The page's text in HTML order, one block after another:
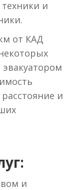
и
от КАД
эвакуатором
и
и